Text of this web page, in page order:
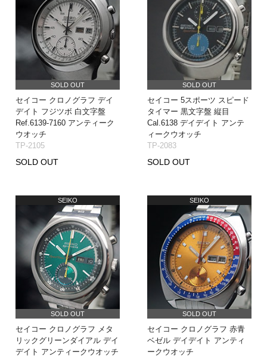
SOLD OUT
セイコー クロノグラフ デイ
デイト フジツボ 白文字盤
Ref.6139-7160 アンティーク
ウオッチ
TP-2105
SOLD OUT
SOLD OUT
セイコー 5スポーツ スピード
タイマー 黒文字盤 縦目
Cal.6138 デイデイト アンテ
ィークウオッチ
TP-2083
SOLD OUT
SEIKO
SOLD OUT
セイコー クロノグラフ メタ
リックグリーンダイアル デイ
デイト アンティークウオッチ
SEIKO
SOLD OUT
セイコー クロノグラフ 赤青
ベゼル デイデイト アンティ
ークウオッチ